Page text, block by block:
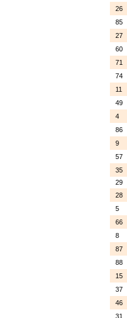
26
85
27
60
71
74
11
49
4
86
9
57
35
29
28
5
66
8
87
88
15
37
46
31